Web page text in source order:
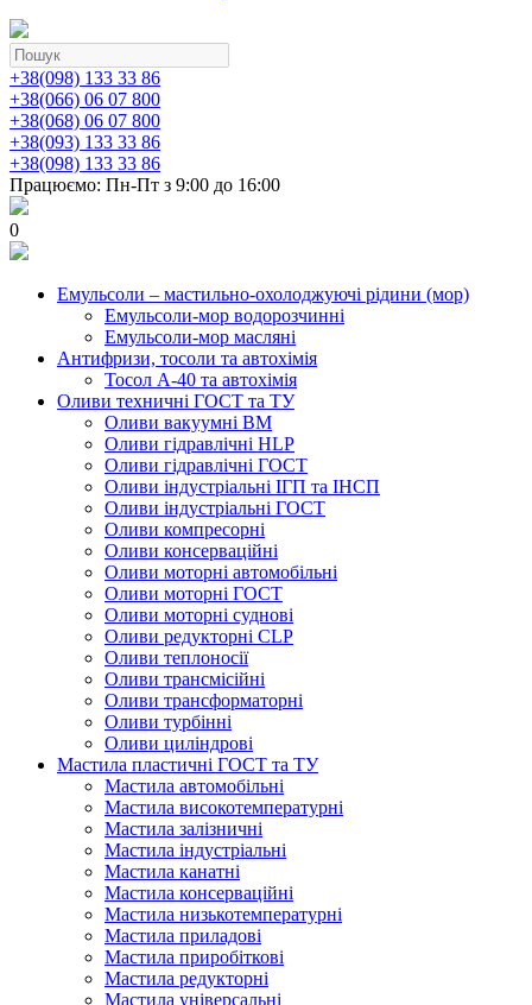
+38(098) 133 33 86
+38(066) 06 07 800
+38(068) 06 07 800
+38(093) 133 33 86
+38(098) 133 33 86
Працюємо: Пн-Пт з 9:00 до 16:00
0
Емульсоли – мастильно-охолоджуючі рідини (мор)
Емульсоли-мор водорозчинні
Емульсоли-мор масляні
Антифризи, тосоли та автохімія
Тосол А-40 та автохімія
Оливи техничні ГОСТ та ТУ
Оливи вакуумні ВМ
Оливи гідравлічні HLP
Оливи гідравлічні ГОСТ
Оливи індустріальні ІГП та ІНСП
Оливи індустріальні ГОСТ
Оливи компресорні
Оливи консерваційні
Оливи моторні автомобільні
Оливи моторні ГОСТ
Оливи моторні суднові
Оливи редукторні CLP
Оливи теплоносії
Оливи трансмісійні
Оливи трансформаторні
Оливи турбінні
Оливи циліндрові
Мастила пластичні ГОСТ та ТУ
Мастила автомобільні
Мастила високотемпературні
Мастила залізничні
Мастила індустріальні
Мастила канатні
Мастила консерваційні
Мастила низькотемпературні
Мастила приладові
Мастила приробіткові
Мастила редукторні
Мастила універсальні